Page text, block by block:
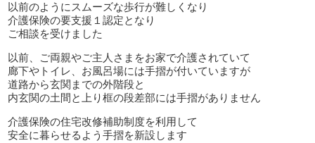
以前のようにスムーズな歩行が難しくなり
介護保険の要支援１認定となり
ご相談を受けました
以前、ご両親やご主人さまをお家で介護されていて
廊下やトイレ、お風呂場には手摺が付いていますが
道路から玄関までの外階段と
内玄関の土間と上り框の段差部には手摺がありません
介護保険の住宅改修補助制度を利用して
安全に暮らせるよう手摺を新設します